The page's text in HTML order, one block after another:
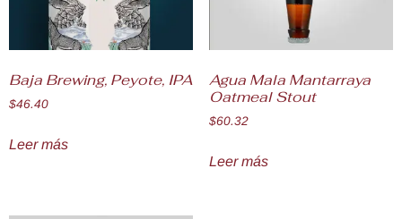
Baja Brewing, Peyote, IPA
$46.40
Leer más
Agua Mala Mantarraya
Oatmeal Stout
$60.32
Leer más